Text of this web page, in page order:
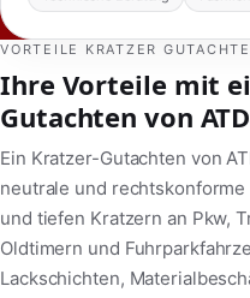
VORTEILE KRATZER
Ihre Vorteile mit
Gutachten von
Ein Kratzer-Gutachten von
neutrale und
und tiefen Kratzern an Pkw,
Oldtimern und
Lackschichten,